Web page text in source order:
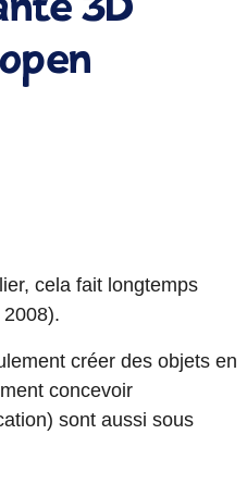
3D
cela fait longtemps
créer des objets en
concevoir
sont aussi sous